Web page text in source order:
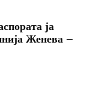
ја
Женева –